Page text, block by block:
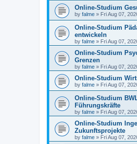
Online-Studium
by falme » Fri Aug 07,
Online-Studium
entwickeln
by falme » Fri Aug 07,
Online-Studium
Grenzen
by falme » Fri Aug 07,
Online-Studium
by falme » Fri Aug 07,
Online-Studium
Führungskräfte
by falme » Fri Aug 07,
Online-Studium
Zukunftsprojekte
by falme » Fri Aug 07,